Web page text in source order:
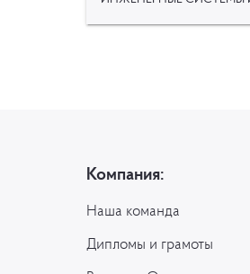
Компания:
Наша команда
Дипломы и грамоты